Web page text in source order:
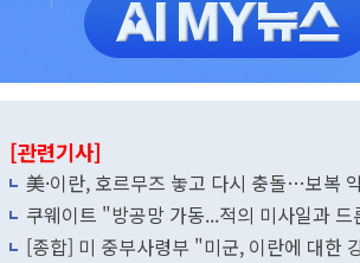
[관련기사]
美·이란, 호르무즈 놓고 다시 충돌…보복
쿠웨이트 "방공망 가동...적의 미사일과
[종합] 미 중부사령부 "미군, 이란에 대한